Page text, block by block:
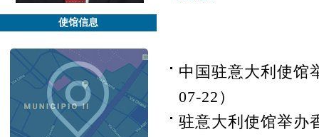
使馆信息
中国驻意大利使馆
07-22）
驻意大利使馆举办